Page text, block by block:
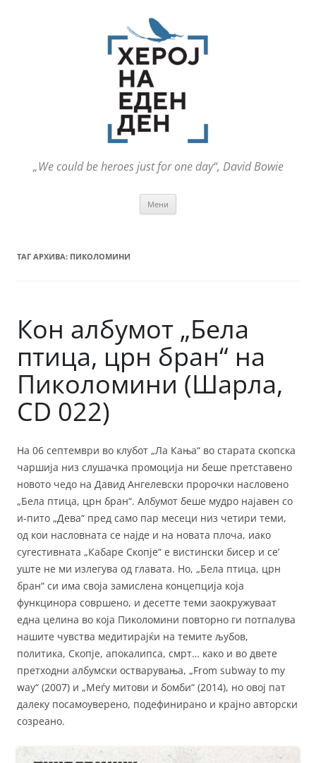
„We could be heroes just for one day“, David Bowie
Мени
ТАГ АРХИВА: ПИКОЛОМИНИ
Кон албумот „Бела
птица, црн бран“ на
Пиколомини (Шарла,
CD 022)
На 06 септември во клубот „Ла Кања“ во старата скопска
чаршија низ слушачка промоција ни беше претставено
новото чедо на Давид Ангелевски пророчки насловено
„Бела птица, црн бран“. Албумот беше мудро најавен со
и-пито „Дева“ пред само пар месеци низ четири теми,
од кои насловната се најде и на новата плоча, иако
сугестивната „Кабаре Скопје“ е вистински бисер и се’
уште не ми излегува од главата. Но, „Бела птица, црн
бран“ си има своја замислена концепција која
функцинора совршено, и десетте теми заокружуваат
една целина во која Пиколомини повторно ги потпалува
нашите чувства медитирајќи на темите љубов,
политика, Скопје, апокалипса, смрт… како и во двете
претходни албумски остварувања, „From subway to my
way“ (2007) и „Меѓу митови и бомби“ (2014), но овој пат
далеку посамоуверено, подефинирано и крајно авторски
созреано.